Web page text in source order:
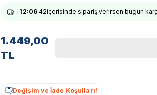
12:06:41içerisinde sipariş verirsen bugün
1.449,00
TL
Değişim ve İade Koşulları!